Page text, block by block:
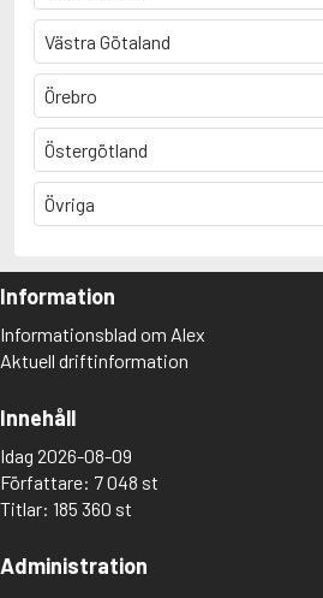
Västra Götaland
Örebro
Östergötland
Övriga
Information
Informationsblad om Alex
Aktuell driftinformation
Innehåll
Idag 2026-08-09
Författare: 7 048 st
Titlar: 185 360 st
Administration